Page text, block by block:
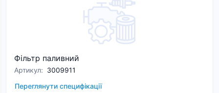
Фільтр паливний
Артикул: 3009911
Переглянути специфікації